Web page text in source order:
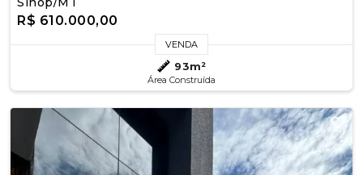
R$ 610.000,00
VENDA
93m²
Área Construída